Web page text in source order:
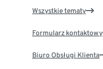
Wszystkie tematy
Formularz kontaktowy
Biuro Obsługi Klienta